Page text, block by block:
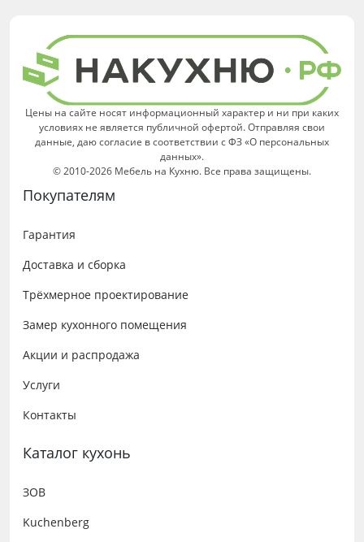
Цены на сайте носят информационный характер и ни при каких
условиях не является публичной офертой. Отправляя свои
данные, даю согласие в соответствии с ФЗ «О персональных
данных».
© 2010-2026 Мебель на Кухню. Все права защищены.
Покупателям
Гарантия
Доставка и сборка
Трёхмерное проектирование
Замер кухонного помещения
Акции и распродажа
Услуги
Контакты
Каталог кухонь
ЗОВ
Kuchenberg